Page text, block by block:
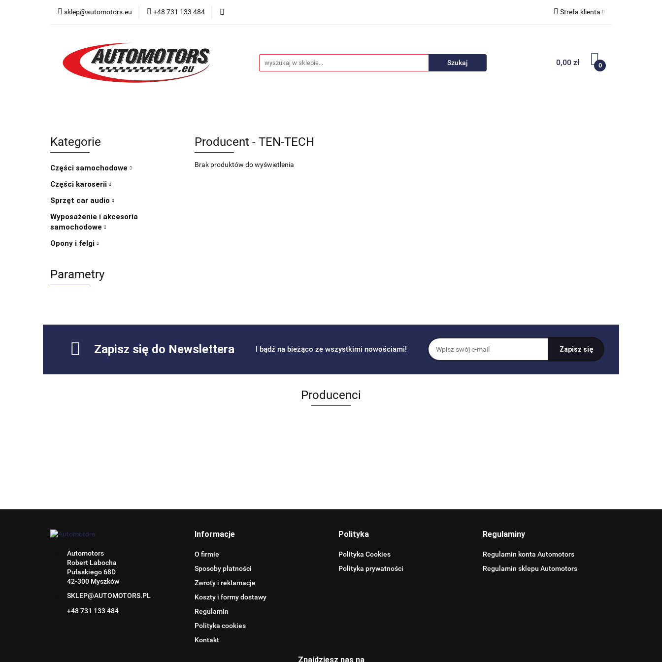
sklep@automotors.eu +48 731 133 484 Strefa klienta
Zarejestruj się
Dodaj zgłoszenie
0,00 zł 0
Części samochodowe
Car audio Nowości
Kategorie
Części samochodowe
Części karoserii
Sprzęt car audio
Wyposażenie i akcesoria
samochodowe
Opony i felgi
Parametry
Producent - TEN-TECH
Brak produktów do wyświetlenia
Zapisz się do Newslettera I bądź na bieżąco ze wszystkimi nowościami!
Producenci
Automotors
Robert Labocha
Pułaskiego 68D
42-300 Myszków
SKLEP@AUTOMOTORS.PL
+48 731 133 484
Informacje
O firmie
Sposoby płatności
Zwroty i reklamacje
Koszty i formy dostawy
Regulamin
Polityka cookies
Kontakt
Polityka
Polityka Cookies
Polityka prywatności
Regulaminy
Regulamin konta Automotors
Regulamin sklepu Automotors
Znajdziesz nas na